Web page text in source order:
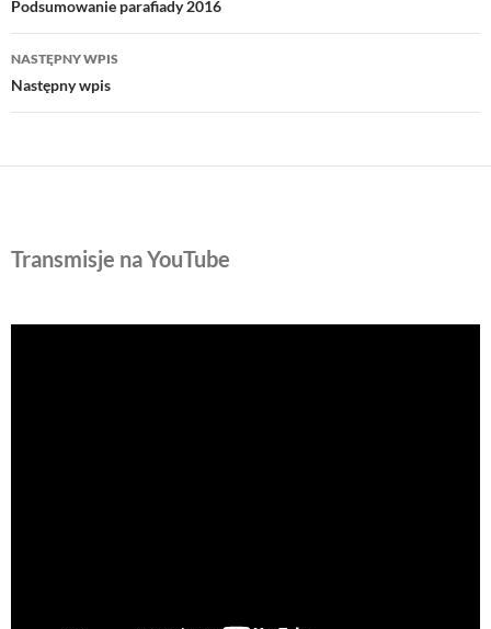
wpisu
Podsumowanie parafiady 2016
NASTĘPNY WPIS
Następny wpis
Transmisje na YouTube